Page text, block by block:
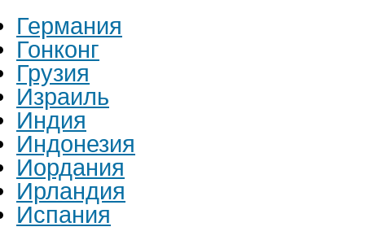
Германия
Гонконг
Грузия
Израиль
Индия
Индонезия
Иордания
Ирландия
Испания